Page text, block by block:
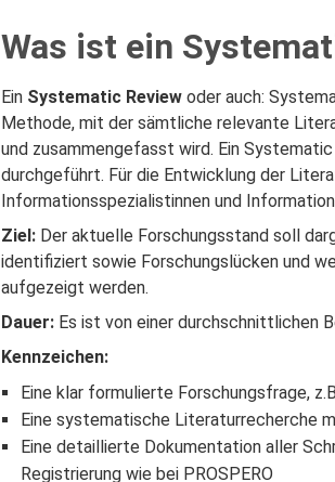
Was ist ein
Ein Systematic Review oder auch:
Methode, mit der sämtliche relevante
und zusammengefasst wird. Ein
durchgeführt. Für die Entwicklung der
Informationsspezialistinnen und
Ziel: Der aktuelle Forschungsstand soll
identifiziert sowie Forschungslücken und
aufgezeigt werden.
Dauer: Es ist von einer durchschnittlichen
Kennzeichen:
Eine klar formulierte Forschungsfrage,
Eine systematische Literaturrecherche
Eine detaillierte Dokumentation aller
Registrierung wie bei PROSPERO